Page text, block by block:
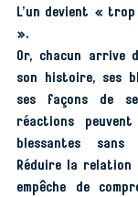
L’un devient «
».
Or, chacun arrive
son histoire, ses
ses façons de
réactions
blessantes sans
Réduire la relation
empêche de